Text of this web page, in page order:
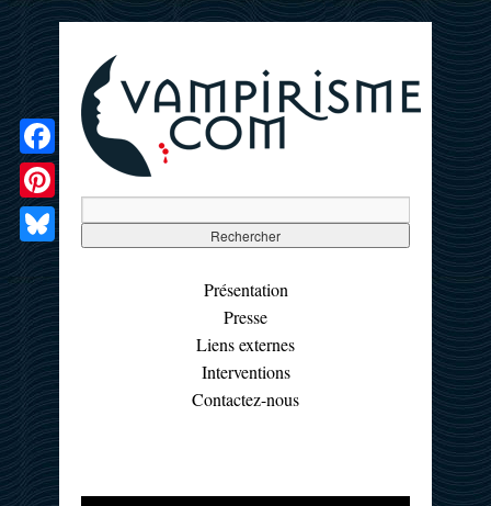
Présentation
Presse
Liens externes
Interventions
Contactez-nous
Facebook
Pinterest
Bluesky